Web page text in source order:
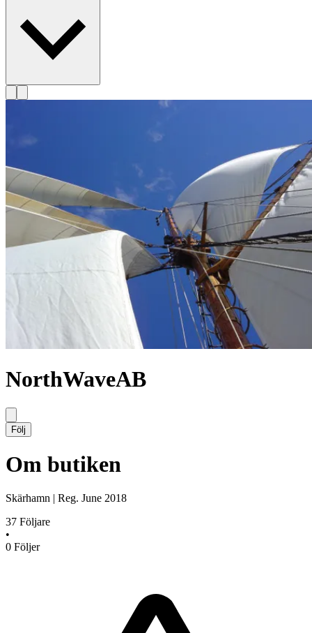
NorthWaveAB
Följ
Om butiken
Skärhamn | Reg. June 2018
37 Följare
•
0 Följer